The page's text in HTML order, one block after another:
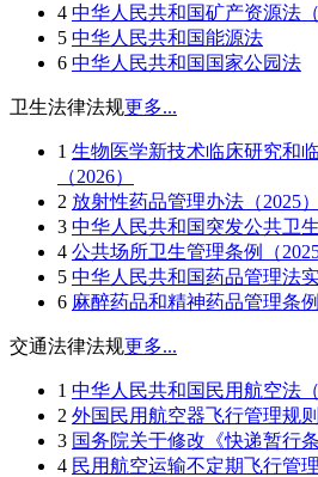
4 中华人民共和国矿产资源法（
5 中华人民共和国能源法
6 中华人民共和国国家公园法
卫生法律法规更多...
1 生物医学新技术临床研究和
（2026）
2 放射性药品管理办法（2025）
3 中华人民共和国突发公共卫
4 公共场所卫生管理条例（2025
5 中华人民共和国药品管理法实
6 麻醉药品和精神药品管理条例
交通法律法规更多...
1 中华人民共和国民用航空法（
2 外国民用航空器飞行管理规则
3 国务院关于修改《快递暂行
4 民用航空运输不定期飞行管